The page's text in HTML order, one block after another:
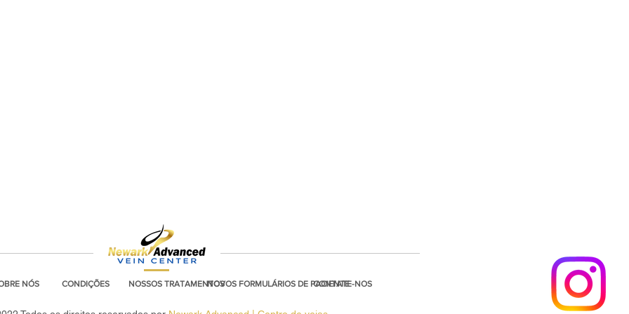
NÓS CONDIÇÕES NOSSOS TRATAMENTOSNOVOS FORMULÁRIOS DE PACIENTE
CONTATE-NOS